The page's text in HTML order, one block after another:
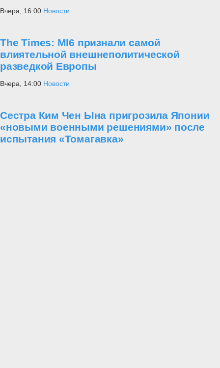
Вчера, 16:00 Новости
The Times: MI6 признали самой
влиятельной внешнеполитической
разведкой Европы
Вчера, 14:00 Новости
Сестра Ким Чен Ына пригрозила Японии
«новыми военными решениями» после
испытания «Томагавка»